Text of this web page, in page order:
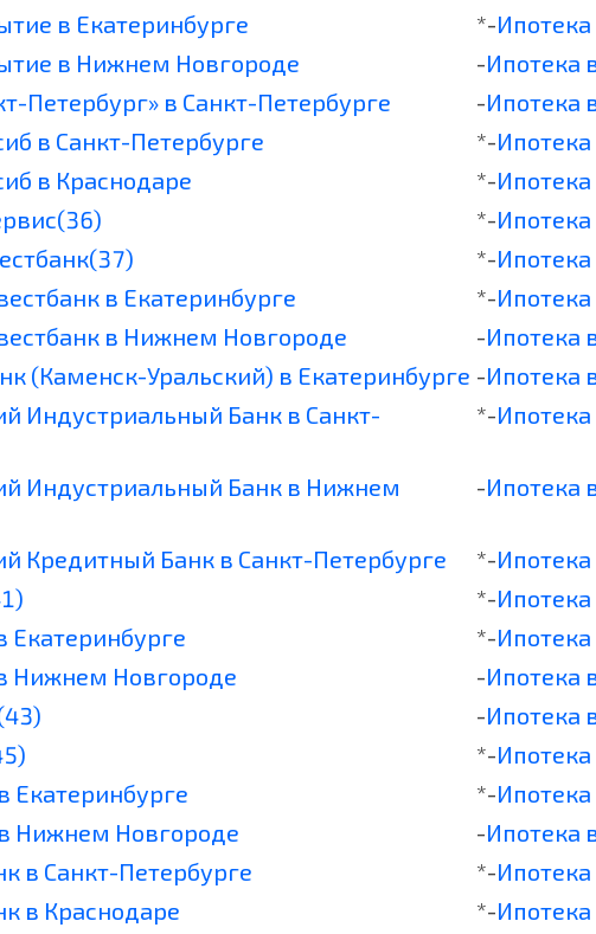
в Екатеринбурге *-
в Нижнем Новгороде -Ипотека
Петербург» в Санкт-Петербурге -Ипотека
в Санкт-Петербурге *-
в Краснодаре *-
*-
*-
в Екатеринбурге *-
в Нижнем Новгороде -Ипотека
(Каменск-Уральский) в Екатеринбурге -Ипотека
Индустриальный Банк в Санкт-
*-
Индустриальный Банк в Нижнем
-Ипотека
Кредитный Банк в Санкт-Петербурге *-
*-
Екатеринбурге *-
Нижнем Новгороде -Ипотека
-Ипотека
*-
Екатеринбурге *-
Нижнем Новгороде -Ипотека
в Санкт-Петербурге *-
в Краснодаре *-